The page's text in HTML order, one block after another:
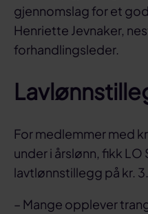
gjennomslag for et
Henriette Jevnaker,
forhandlingsleder.
For medlemmer med
under i årslønn, fikk
lavtlønnstillegg på kr.
– Mange opplever